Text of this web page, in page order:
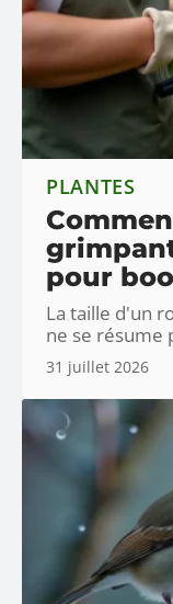
PLANTES
pour
La taille d'un
ne se résume
31 juillet 2026